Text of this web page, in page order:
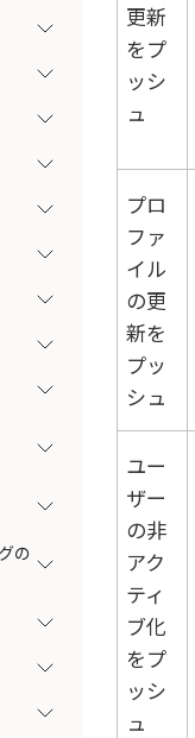
の
更新
をプ
ッシ
ュ
プロ
ファ
イル
の更
新を
プッ
シュ
ユー
ザー
の非
アク
ティ
ブ化
をプ
ッシ
ュ